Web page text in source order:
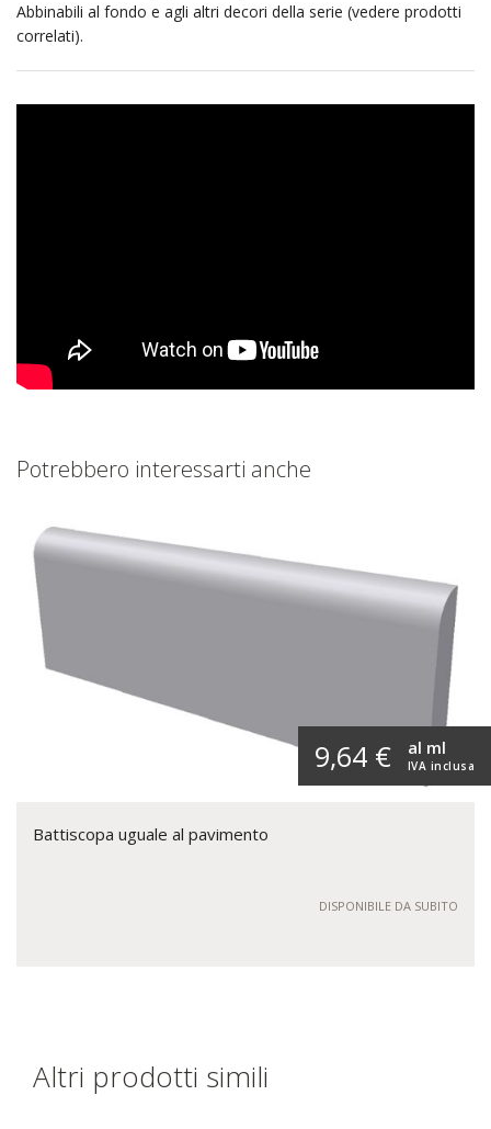
Abbinabili al fondo e agli altri decori della serie (vedere prodotti
correlati).
Potrebbero interessarti anche
9,64 € IVA inclusa
al ml
Battiscopa uguale al pavimento
DISPONIBILE DA SUBITO
Altri prodotti simili